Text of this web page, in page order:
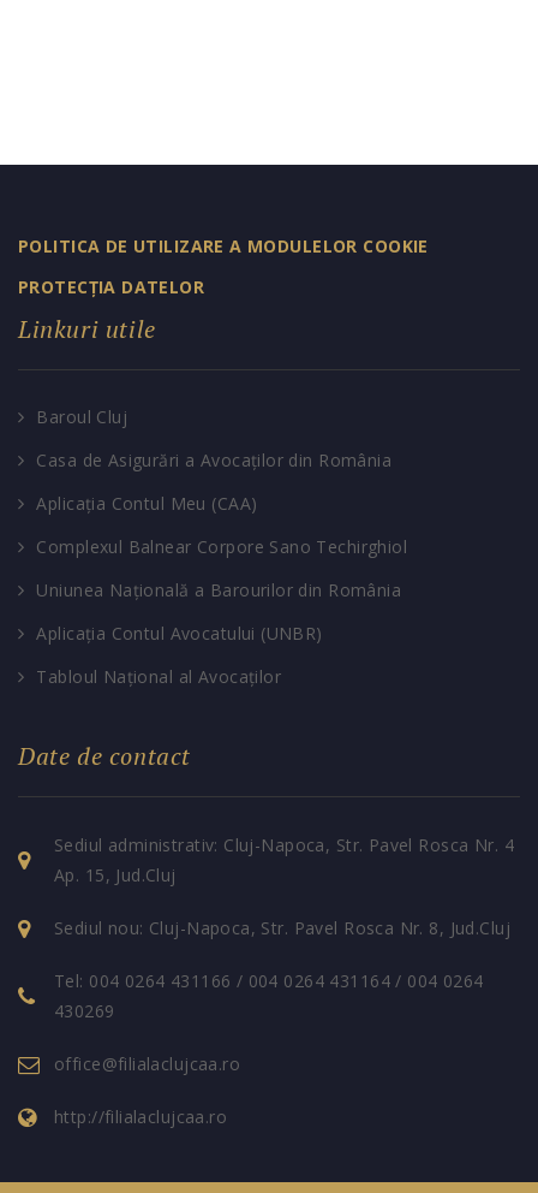
POLITICA DE UTILIZARE A MODULELOR COOKIE
PROTECȚIA DATELOR
Linkuri utile
Baroul Cluj
Casa de Asigurări a Avocaților din România
Aplicația Contul Meu (CAA)
Complexul Balnear Corpore Sano Techirghiol
Uniunea Națională a Barourilor din România
Aplicația Contul Avocatului (UNBR)
Tabloul Național al Avocaților
Date de contact
Sediul administrativ: Cluj-Napoca, Str. Pavel Rosca Nr. 4
Ap. 15, Jud.Cluj
Sediul nou: Cluj-Napoca, Str. Pavel Rosca Nr. 8, Jud.Cluj
Tel: 004 0264 431166 / 004 0264 431164 / 004 0264
430269
office@filialaclujcaa.ro
http://filialaclujcaa.ro